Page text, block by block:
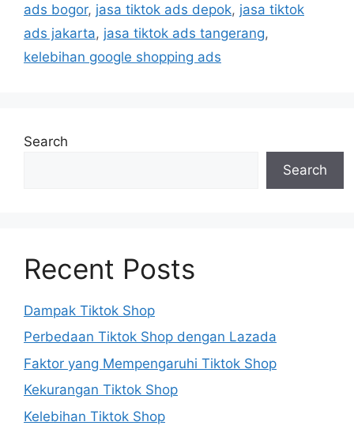
ads bogor, jasa tiktok ads depok, jasa tiktok
ads jakarta, jasa tiktok ads tangerang,
kelebihan google shopping ads
Search
Search
Recent Posts
Dampak Tiktok Shop
Perbedaan Tiktok Shop dengan Lazada
Faktor yang Mempengaruhi Tiktok Shop
Kekurangan Tiktok Shop
Kelebihan Tiktok Shop